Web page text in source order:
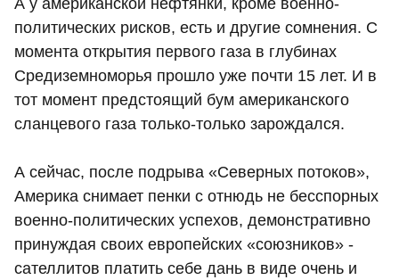
политических рисков, есть и другие сомнения. С
момента открытия первого газа в глубинах
Средиземноморья прошло уже почти 15 лет. И в
тот момент предстоящий бум американского
сланцевого газа только-только зарождался.
А сейчас, после подрыва «Северных потоков»,
Америка снимает пенки с отнюдь не бесспорных
военно-политических успехов, демонстративно
принуждая своих европейских «союзников» -
сателлитов платить себе дань в виде очень и